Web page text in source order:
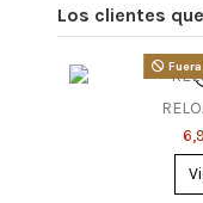
Los clientes